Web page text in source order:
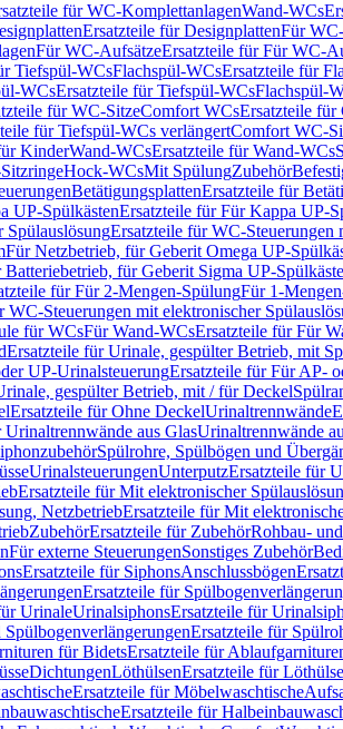
für WC-KomplettanlagenWand-WCs
Ersatzteile für DesignplattenFür
Für WC-AufsätzeErsatzteile für Für WC-
Tiefspül-WCsFlachspül-WCsErsatzteile für
WCsErsatzteile für Tiefspül-WCsFlachspül-
für WC-SitzeComfort WCsErsatzteile
für Tiefspül-WCs verlängertComfort WC-
KinderWand-WCsErsatzteile für Wand-WCs
Hock-WCsMit SpülungZubehör
BetätigungsplattenErsatzteile für
UP-SpülkästenErsatzteile für Für Kappa UP-
SpülauslösungErsatzteile für WC-Steuerungen
Für Netzbetrieb, für Geberit Omega UP-
für Geberit Sigma UP-
für Für 2-Mengen-SpülungFür 1-
WC-Steuerungen mit elektronischer
für WCsFür Wand-WCsErsatzteile für Für
Ersatzteile für Urinale, gespülter Betrieb, mit
UP-UrinalsteuerungErsatzteile für Für AP-
gespülter Betrieb, mit / für Deckel
Ersatzteile für Ohne DeckelUrinaltrennwände
Urinaltrennwände aus GlasUrinaltrennwände
Spülrohre, Spülbögen und
UrinalsteuerungenUnterputzErsatzteile für
Ersatzteile für Mit elektronischer
NetzbetriebErsatzteile für Mit
ZubehörErsatzteile für ZubehörRohbau-
Für externe SteuerungenSonstiges Zubehör
Ersatzteile für SiphonsAnschlussbögen
Ersatzteile für
UrinaleUrinalsiphonsErsatzteile für
Ersatzteile für
für BidetsErsatzteile für
DichtungenLöthülsenErsatzteile für
Ersatzteile für Möbelwaschtische
Ersatzteile für